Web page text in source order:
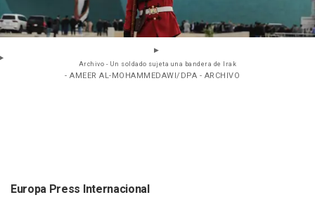
Archivo - Un soldado sujeta una bandera de Irak
- AMEER AL-MOHAMMEDAWI/DPA - ARCHIVO
Europa Press Internacional